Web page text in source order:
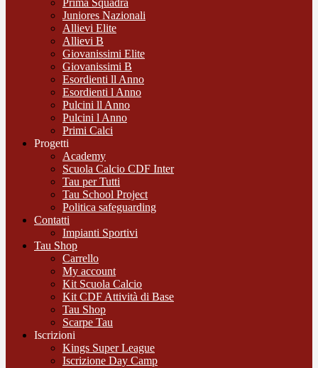
Prima Squadra
Juniores Nazionali
Allievi Elite
Allievi B
Giovanissimi Elite
Giovanissimi B
Esordienti ll Anno
Esordienti l Anno
Pulcini ll Anno
Pulcini l Anno
Primi Calci
Progetti
Academy
Scuola Calcio CDF Inter
Tau per Tutti
Tau School Project
Politica safeguarding
Contatti
Impianti Sportivi
Tau Shop
Carrello
My account
Kit Scuola Calcio
Kit CDF Attività di Base
Tau Shop
Scarpe Tau
Iscrizioni
Kings Super League
Iscrizione Day Camp